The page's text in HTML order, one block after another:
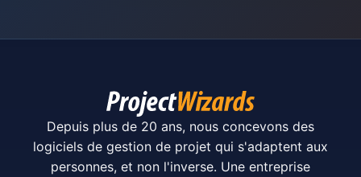
Depuis plus de 20 ans, nous concevons des
logiciels de gestion de projet qui s'adaptent aux
personnes, et non l'inverse. Une entreprise